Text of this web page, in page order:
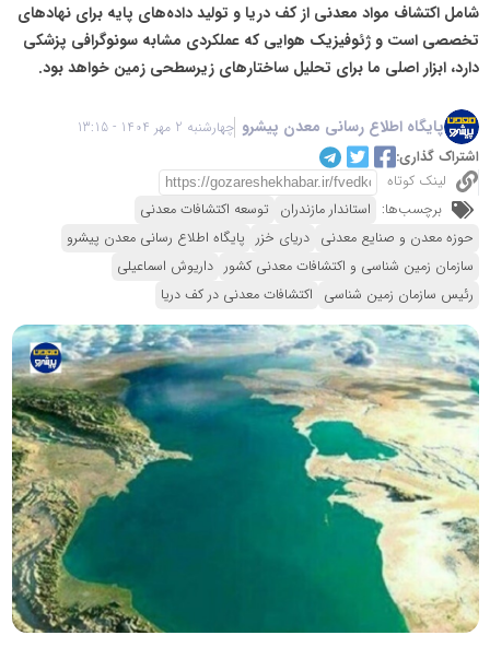
شامل اکتشاف مواد معدنی از کف دریا و تولید داده‌های پایه برای نهادهای
تخصصی است و ژئوفیزیک هوایی که عملکردی مشابه سونوگرافی پزشکی
دارد، ابزار اصلی ما برای تحلیل ساختارهای زیرسطحی زمین خواهد بود.
پایگاه اطلاع رسانی معدن پیشرو چهارشنبه 2 مهر 1404 - 13:15
اشتراک گذاری:
لینک کوتاه
برچسب‌ها: استاندار مازندران توسعه اکتشافات معدنی
حوزه معدن و صنایع معدنی دریای خزر پایگاه اطلاع رسانی معدن پیشرو
سازمان زمین شناسی و اکتشافات معدنی کشور داریوش اسماعیلی
رئیس سازمان زمین شناسی اکتشافات معدنی در کف دریا